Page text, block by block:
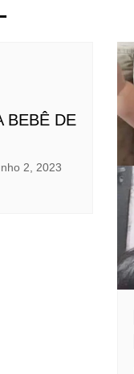
JUNDIAÍ
MOGI GUAÇU
RIBEIRÃO PRETO
BEBÊ DE
2, 2023